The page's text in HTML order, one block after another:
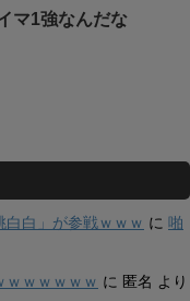
マ1強なんだな
白白」が参戦ｗｗｗ に 啪
ｗｗｗｗｗｗ に 匿名 より